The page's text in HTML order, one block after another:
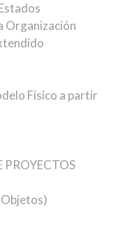
Organización
Físico a partir
PROYECTOS